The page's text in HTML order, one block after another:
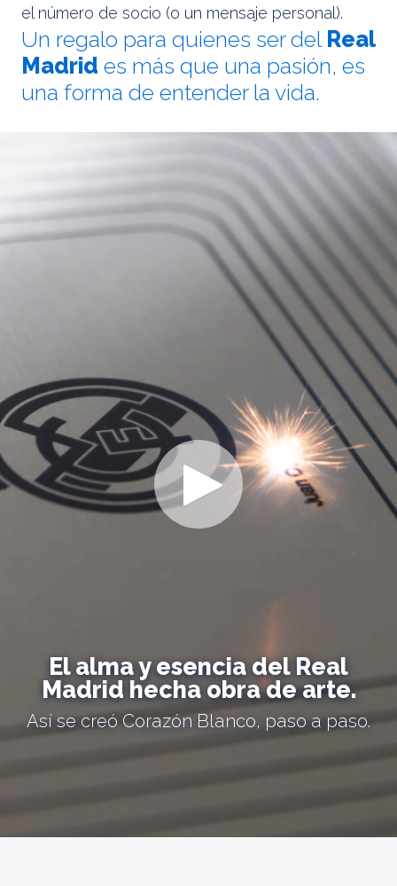
el número de socio (o un mensaje personal).
Un regalo para quienes ser del Real
Madrid es más que una pasión, es
una forma de entender la vida.
El alma y esencia del Real
Madrid hecha obra de arte.
Así se creó Corazón Blanco, paso a paso.